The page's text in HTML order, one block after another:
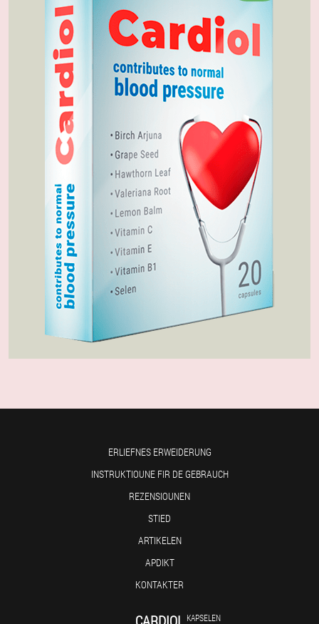
ERLIEFNES ERWEIDERUNG
INSTRUKTIOUNE FIR DE GEBRAUCH
REZENSIOUNEN
STIED
ARTIKELEN
APDIKT
KONTAKTER
KAPSELEN